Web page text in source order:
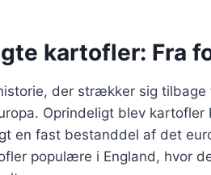
kartofler: Fra
der strækker sig
Oprindeligt blev
en fast bestanddel af det
populære i England, hvor